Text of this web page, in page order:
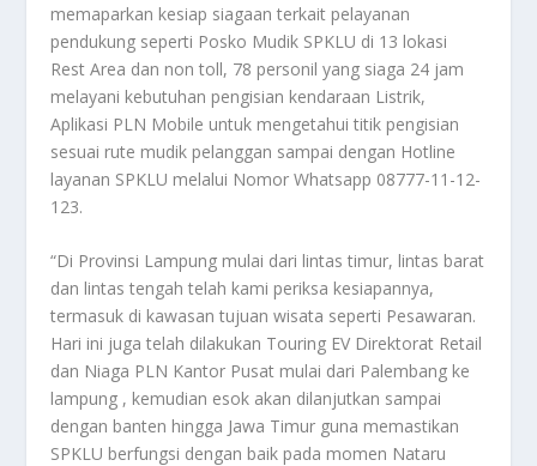
memaparkan kesiap siagaan terkait pelayanan
pendukung seperti Posko Mudik SPKLU di 13 lokasi
Rest Area dan non toll, 78 personil yang siaga 24 jam
melayani kebutuhan pengisian kendaraan Listrik,
Aplikasi PLN Mobile untuk mengetahui titik pengisian
sesuai rute mudik pelanggan sampai dengan Hotline
layanan SPKLU melalui Nomor Whatsapp 08777-11-12-
123.
“Di Provinsi Lampung mulai dari lintas timur, lintas barat
dan lintas tengah telah kami periksa kesiapannya,
termasuk di kawasan tujuan wisata seperti Pesawaran.
Hari ini juga telah dilakukan Touring EV Direktorat Retail
dan Niaga PLN Kantor Pusat mulai dari Palembang ke
lampung , kemudian esok akan dilanjutkan sampai
dengan banten hingga Jawa Timur guna memastikan
SPKLU berfungsi dengan baik pada momen Nataru